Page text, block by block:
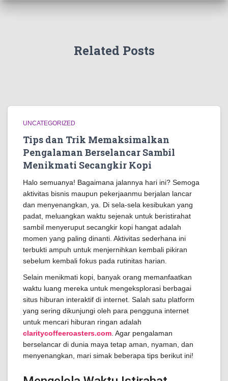
Related Posts
UNCATEGORIZED
Tips dan Trik Memaksimalkan
Pengalaman Berselancar Sambil
Menikmati Secangkir Kopi
Halo semuanya! Bagaimana jalannya hari ini? Semoga
aktivitas bisnis maupun pekerjaanmu berjalan lancar
dan menyenangkan, ya. Di sela-sela kesibukan yang
padat, meluangkan waktu sejenak untuk beristirahat
sambil menyeruput secangkir kopi hangat adalah
momen yang paling dinanti. Aktivitas sederhana ini
terbukti ampuh untuk menjernihkan kembali pikiran
sebelum kembali fokus pada rutinitas harian.
Selain menikmati kopi, banyak orang memanfaatkan
waktu luang mereka untuk mengeksplorasi berbagai
situs hiburan interaktif di internet. Salah satu platform
yang sering dikunjungi oleh para pengguna internet
untuk mencari hiburan ringan adalah
claritycoffeeroasters.com . Agar pengalaman
berselancar di dunia maya tetap aman, nyaman, dan
menyenangkan, mari simak beberapa tips berikut ini!